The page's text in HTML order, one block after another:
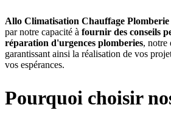
Allo Climatisation Chauffage Plomberie
par notre capacité à fournir des conseils
réparation d'urgences plomberies, notre
garantissant ainsi la réalisation de vos
vos espérances.
Pourquoi choisir